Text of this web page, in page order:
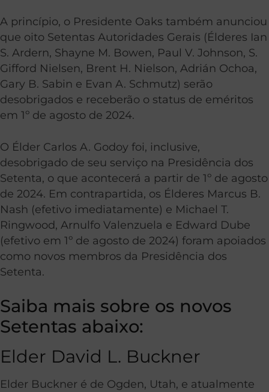
A princípio, o Presidente Oaks também anunciou
que oito Setentas Autoridades Gerais (Élderes Ian
S. Ardern, Shayne M. Bowen, Paul V. Johnson, S.
Gifford Nielsen, Brent H. Nielson, Adrián Ochoa,
Gary B. Sabin e Evan A. Schmutz) serão
desobrigados e receberão o status de eméritos
em 1º de agosto de 2024.
O Élder Carlos A. Godoy foi, inclusive,
desobrigado de seu serviço na Presidência dos
Setenta, o que acontecerá a partir de 1º de agosto
de 2024. Em contrapartida, os Élderes Marcus B.
Nash (efetivo imediatamente) e Michael T.
Ringwood, Arnulfo Valenzuela e Edward Dube
(efetivo em 1º de agosto de 2024) foram apoiados
como novos membros da Presidência dos
Setenta.
Saiba mais sobre os novos
Setentas abaixo:
Elder David L. Buckner
Elder Buckner é de Ogden, Utah, e atualmente